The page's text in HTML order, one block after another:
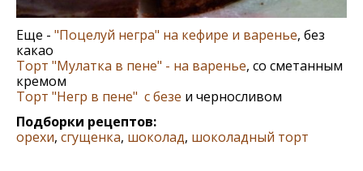
Еще - "Поцелуй негра" на кефире и варенье, без
какао
Торт "Мулатка в пене" - на варенье, со сметанным
кремом
Торт "Негр в пене" с безе и черносливом
Подборки рецептов:
орехи, сгущенка, шоколад, шоколадный торт